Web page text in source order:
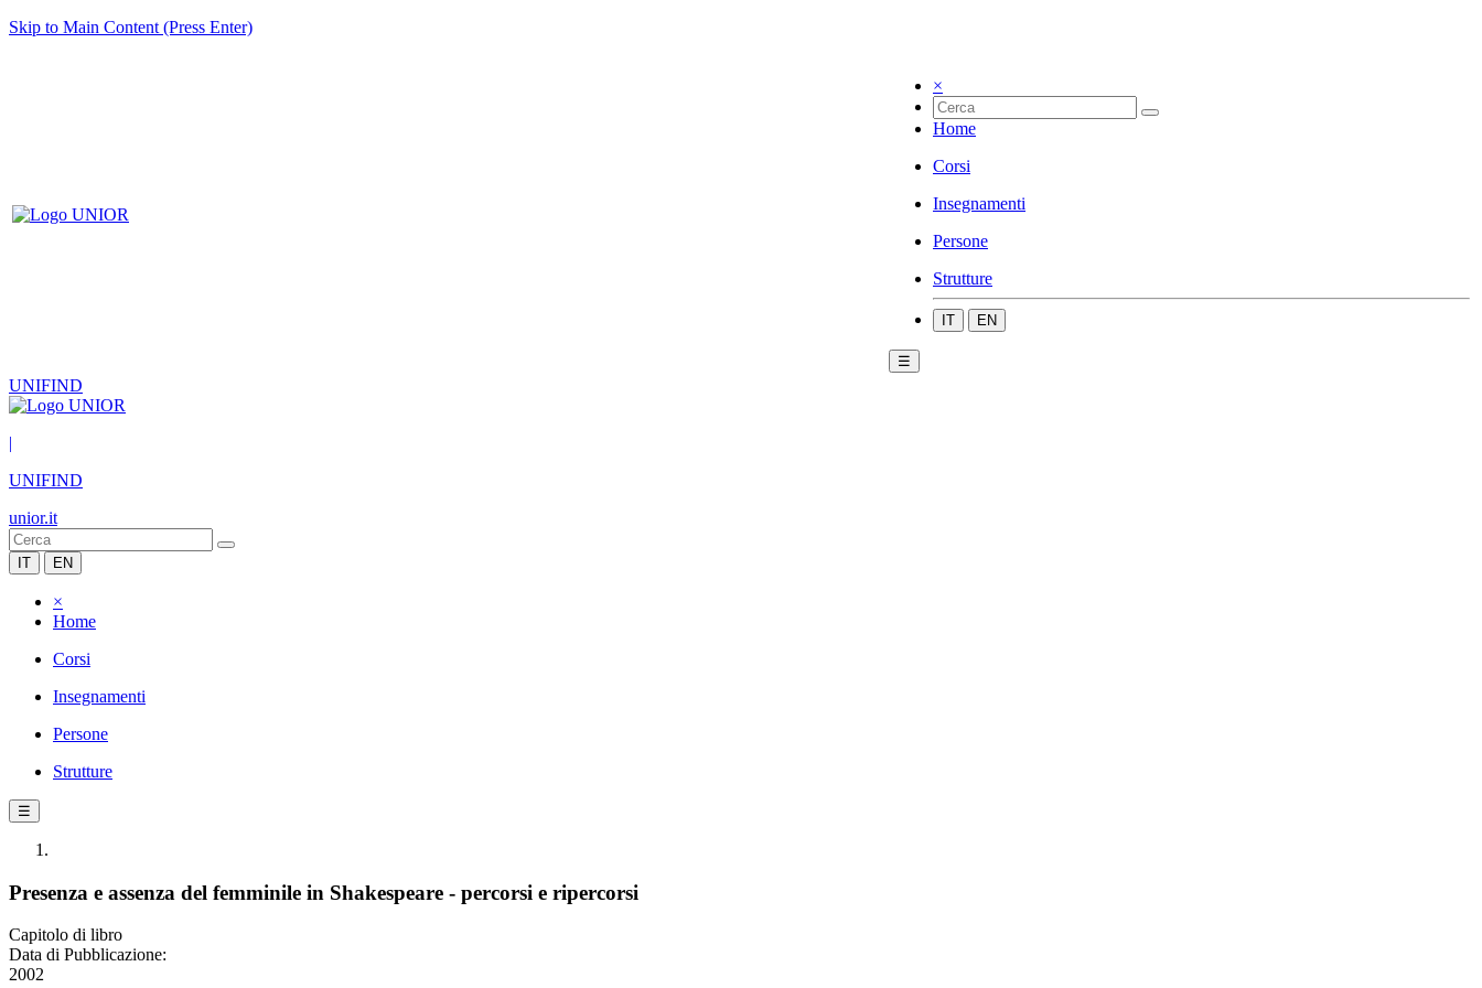
Skip to Main Content (Press Enter)
×
Home
Corsi
Insegnamenti
Persone
Strutture
IT EN
☰
UNIFIND
|
UNIFIND
unior.it
IT EN
×
Home
Corsi
Insegnamenti
Persone
Strutture
☰
Presenza e assenza del femminile in Shakespeare - percorsi e ripercorsi
Capitolo di libro
Data di Pubblicazione:
2002